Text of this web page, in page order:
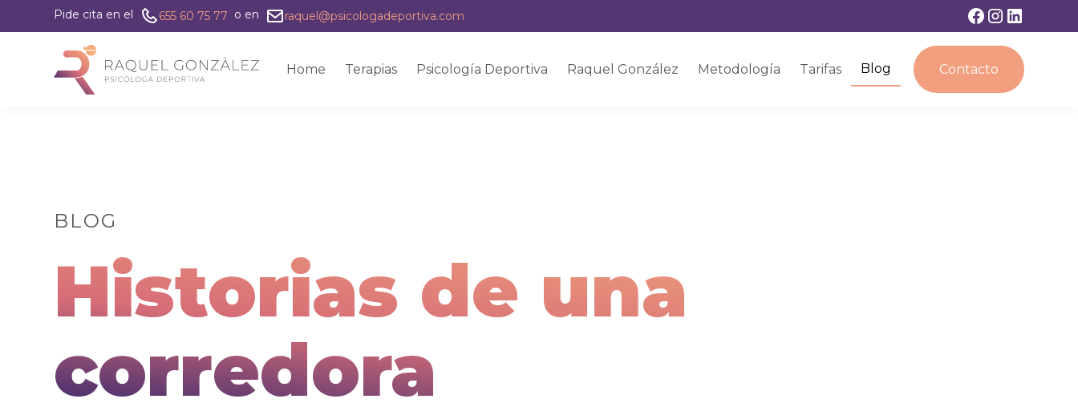
Pide cita en el 655 60 75 77 o en raquel@psicologadeportiva.com
Home Terapias Psicología Deportiva Raquel González Metodología Tarifas Blog Contacto
BLOG
Historias de una
corredora